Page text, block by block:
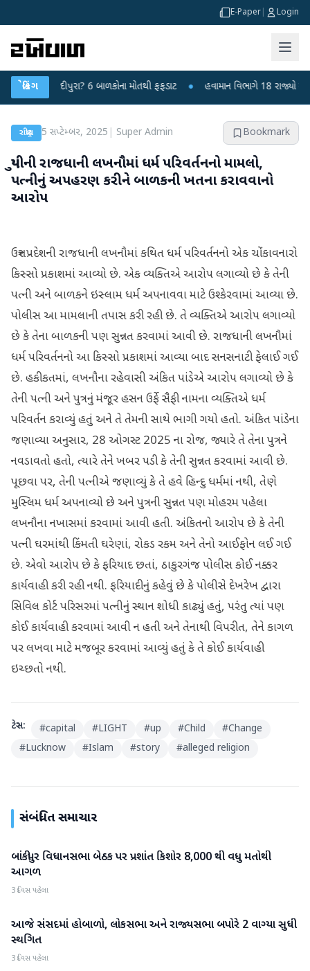
E-Paper Login
બ્રેકિંગ
કે ચાંદીપુરા? 6 બાળકોના મોતથી ફફડાટ ● હવામાન વિભાગે 18 રાજ્યો માટે
રાષ્ટ્રીય 5 સપ્ટેમ્બર, 2025 Super Admin Bookmark
યુપીની રાજધાની લખનૌમાં ધર્મ પરિવર્તનનો મામલો,
પત્નીનું અપહરણ કરીને બાળકની ખતના કરાવવાનો
આરોપ
ઉત્તર પ્રદેશની રાજધાની લખનૌમાં કથિત ધર્મ પરિવર્તનનો એક ચોંકાવનારો
કિસ્સો પ્રકાશમાં આવ્યો છે. એક વ્યક્તિએ આરોપ લગાવ્યો છે કે તેની
પત્ની અને બાળકને ઇસ્લામ ધર્મ અપનાવવા માટે ઉશ્કેરવામાં આવ્યા છે.
પોલીસ આ મામલાની તપાસ કરી રહી છે. તે વ્યક્તિએ આરોપ લગાવ્યો
છે કે તેના બાળકની પણ સુન્નત કરવામાં આવી છે. રાજધાની લખનૌમાં
ધર્મ પરિવર્તનનો આ કિસ્સો પ્રકાશમાં આવ્યા બાદ સનસનાટી ફેલાઈ ગઈ
છે. હકીકતમાં, લખનૌના રહેવાસી અંકિત પાંડેએ આરોપ લગાવ્યો છે કે
તેની પત્ની અને પુત્રનું મંજૂર હસન ઉર્ફે સૈફી નામના વ્યક્તિએ ધર્મ
પરિવર્તન કરાવ્યું હતું અને તે તેમની સાથે ભાગી ગયો હતો. અંકિત પાંડેના
જણાવ્યા અનુસાર, 28 ઓગસ્ટ 2025 ના રોજ, જ્યારે તે તેના પુત્રને
નવડાવતો હતો, ત્યારે તેને ખબર પડી કે તેની સુન્નત કરવામાં આવી છે.
પૂછવા પર, તેની પત્નીએ જણાવ્યું કે તે હવે હિન્દુ ધર્મમાં નથી, તેણે
મુસ્લિમ ધર્મ અપનાવ્યો છે અને પુત્રની સુન્નત પણ મોહરમ પહેલા
લખનૌના નખાસમાં કરવામાં આવી હતી. અંકિતનો આરોપ છે કે તેની
પત્ની ઘરમાંથી કિંમતી ઘરેણાં, રોકડ રકમ અને તેનો આઈફોન લઈ ગઈ
છે. એવો આરોપ છે કે ફરિયાદ છતાં, ઠાકુરગંજ પોલીસ કોઈ નક્કર
કાર્યવાહી કરી રહી નથી. ફરિયાદીનું કહેવું છે કે પોલીસે દેખરેખ દ્વારા
સિવિલ કોર્ટ પરિસરમાં પત્નીનું સ્થાન શોધી કાઢ્યું હતું, પરંતુ ત્યાં પણ
કોઈ કાર્યવાહી કરવામાં આવી ન હતી અને તેનાથી વિપરીત, તેને કાગળ
પર લખવા માટે મજબૂર કરવામાં આવ્યું હતું કે તે કોઈ કાર્યવાહી
ઇચ્છતો નથી.
ટેગ્સ: #capital #LIGHT #up #Child #Change
#Lucknow #Islam #story #alleged religion
સંબંધિત સમાચાર
રાષ્ટ્રીય
બાંકીપુર વિધાનસભા બેઠક પર પ્રશાંત કિશોર 8,000 થી વધુ મતોથી
આગળ
3 દિવસ પહેલા
રાષ્ટ્રીય
આજે સંસદમાં હોબાળો, લોકસભા અને રાજ્યસભા બપોરે 2 વાગ્યા સુધી
સ્થગિત
3 દિવસ પહેલા